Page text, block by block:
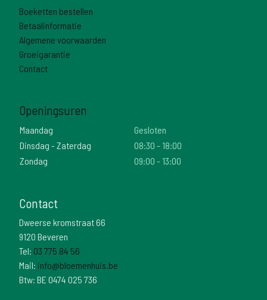
Boeketten bestellen
Betaalinformatie
Algemene voorwaarden
Groeigarantie
Contact
Openingsuren
Maandag
Gesloten
Dinsdag - Zaterdag
08:30 - 18:00
Zondag
09:00 - 13:00
Contact
Dweerse kromstraat 66
9120 Beveren
Tel: 03 775 84 56
Mail: info@bloemenhuis.be
Btw: BE 0474 025 736